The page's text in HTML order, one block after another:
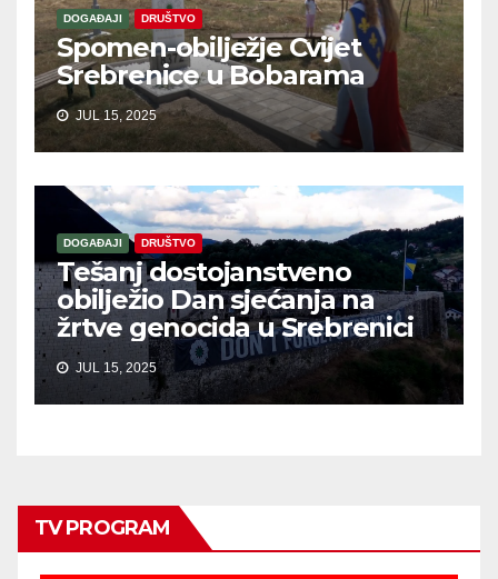
DOGAĐAJI DRUŠTVO
Spomen-obilježje Cvijet
Srebrenice u Bobarama
JUL 15, 2025
DOGAĐAJI DRUŠTVO
Tešanj dostojanstveno
obilježio Dan sjećanja na
žrtve genocida u Srebrenici
JUL 15, 2025
TV PROGRAM